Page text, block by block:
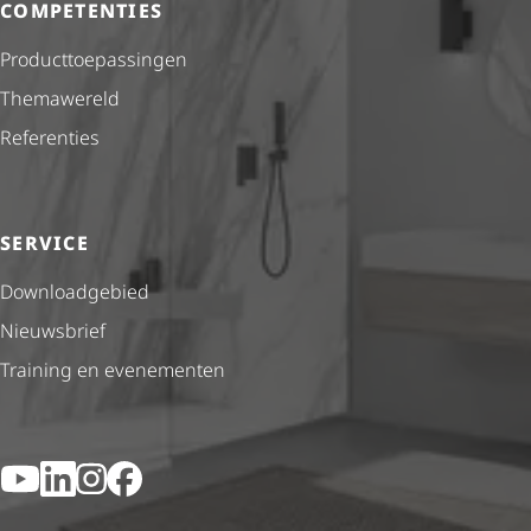
COMPETENTIES
Product­toe­pas­singen
Themawereld
Referenties
SERVICE
Downloadgebied
Nieuwsbrief
Training en evenementen
YouTubeLinkedIn
Instagram
Facebook